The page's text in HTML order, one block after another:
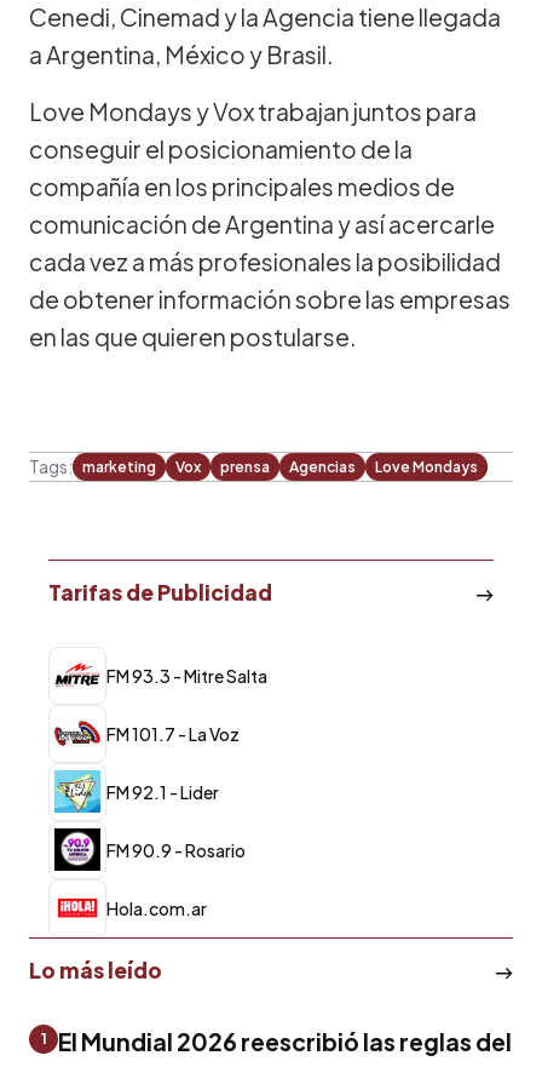
Cenedi, Cinemad y la Agencia tiene llegada
a Argentina, México y Brasil.
Love Mondays y Vox trabajan juntos para
conseguir el posicionamiento de la
compañía en los principales medios de
comunicación de Argentina y así acercarle
cada vez a más profesionales la posibilidad
de obtener información sobre las empresas
en las que quieren postularse.
Tags: marketing Vox prensa Agencias Love Mondays
Tarifas de Publicidad
FM 93.3 - Mitre Salta
FM 101.7 - La Voz
FM 92.1 - Lider
FM 90.9 - Rosario
Hola.com.ar
Lo más leído
1
El Mundial 2026 reescribió las reglas del